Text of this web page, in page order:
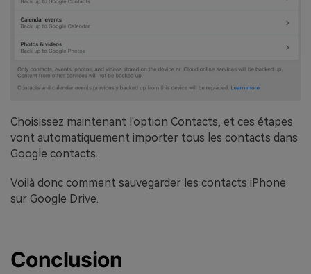
Choisissez maintenant l'option Contacts, et ces étapes
vont automatiquement importer tous les contacts dans
Google contacts.
Voilà donc comment sauvegarder les contacts iPhone
sur Google Drive.
Conclusion